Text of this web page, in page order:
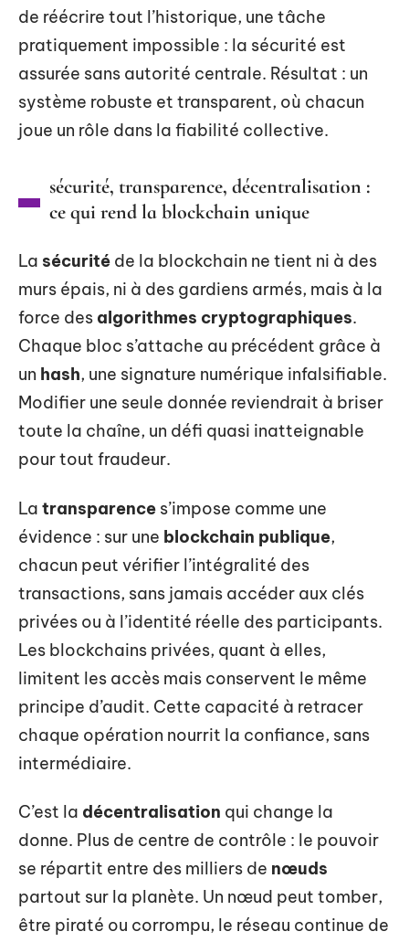
de réécrire tout l’historique, une tâche
pratiquement impossible : la sécurité est
assurée sans autorité centrale. Résultat : un
système robuste et transparent, où chacun
joue un rôle dans la fiabilité collective.
sécurité, transparence, décentralisation :
ce qui rend la blockchain unique
La sécurité de la blockchain ne tient ni à des
murs épais, ni à des gardiens armés, mais à la
force des algorithmes cryptographiques.
Chaque bloc s’attache au précédent grâce à
un hash, une signature numérique infalsifiable.
Modifier une seule donnée reviendrait à briser
toute la chaîne, un défi quasi inatteignable
pour tout fraudeur.
La transparence s’impose comme une
évidence : sur une blockchain publique,
chacun peut vérifier l’intégralité des
transactions, sans jamais accéder aux clés
privées ou à l’identité réelle des participants.
Les blockchains privées, quant à elles,
limitent les accès mais conservent le même
principe d’audit. Cette capacité à retracer
chaque opération nourrit la confiance, sans
intermédiaire.
C’est la décentralisation qui change la
donne. Plus de centre de contrôle : le pouvoir
se répartit entre des milliers de nœuds
partout sur la planète. Un nœud peut tomber,
être piraté ou corrompu, le réseau continue de